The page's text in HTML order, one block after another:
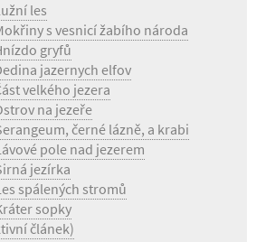
les
s vesnicí žabího národa
gryfů
jazernych elfov
velkého jezera
na jezeře
černé lázně, a krabi
pole nad jezerem
jezírka
spálených stromů
sopky
článek)